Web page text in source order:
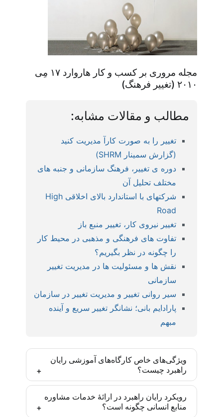
مجله مروری بر کسب و کار هاروارد ۱۷ مِی
۲۰۱۰ (تغییر فرهنگ)
مطالب و مقالات مشابه:
تغییر را به صورت کارآ مدیریت کنید
(گزارش سمینار SHRM)
دوره ی تغییر، فرهنگ سازمانی و جنبه های
مختلف تحلیل آن
شرکتهای با استاندارد بالای اخلاقی High
Road
تغییر نیروی کار، تغییر منبع باز
تفاوت های فرهنگی و مذهبی در محیط کار
را چگونه در نظر بگیریم؟
نقش ها و مسئولیت ها در مدیریت تغییر
سازمانی
سیر روانی تغییر و مدیریت تغییر در سازمان
پارادایم بانی؛ نشانگر تغییر سریع و آینده
مبهم
ویژگی‌های خاص کارگاه‌های آموزشی رایان
راهبرد چیست؟
کارگاه‌های رایان راهبرد بر اساس مدل‌ها و روش‌های
روز دنیا و با رویکرد ایجاد مهارت تخصصی تدارک دیده
رویکرد رایان راهبرد در ارائۀ خدمات مشاوره
منابع انسانی چگونه است؟